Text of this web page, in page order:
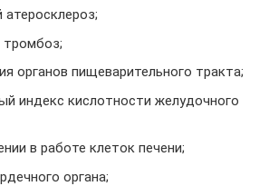
тромбоз;
органов пищеварительного тракта;
индекс кислотности желудочного
в работе клеток печени;
органа;